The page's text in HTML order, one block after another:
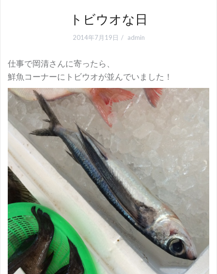
トビウオな日
2014年7月19日 admin
仕事で岡清さんに寄ったら、
鮮魚コーナーにトビウオが並んでいました！